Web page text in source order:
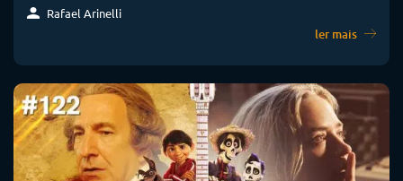
Rafael Arinelli
ler mais